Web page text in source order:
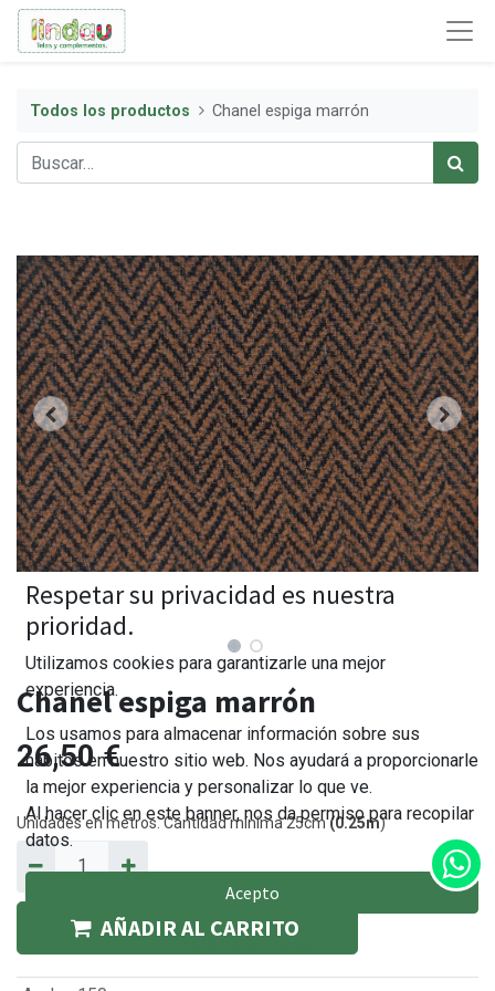
Todos los productos Chanel espiga marrón
Chanel espiga marrón
26,50€
Unidades en metros. Cantidad mínima 25cm(0.25m)
AÑADIR AL CARRITO
Respetar su privacidad es nuestra
prioridad.
Utilizamos cookies para garantizarle una mejor
experiencia.
Los usamos para almacenar información sobre sus
hábitos en nuestro sitio web. Nos ayudará a proporcionarle
la mejor experiencia y personalizar lo que ve.
Al hacer clic en este banner, nos da permiso para recopilar
datos.
Acepto